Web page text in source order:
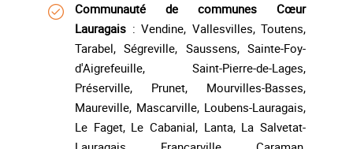
Communauté de communes Cœur
Lauragais : Vendine, Vallesvilles, Toutens,
Tarabel, Ségreville, Saussens, Sainte-Foy-
d'Aigrefeuille, Saint-Pierre-de-Lages,
Préserville, Prunet, Mourvilles-Basses,
Maureville, Mascarville, Loubens-Lauragais,
Le Faget, Le Cabanial, Lanta, La Salvetat-